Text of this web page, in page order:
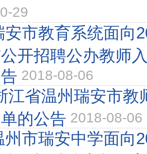
29
安市教育系统面向
开招聘公办教师
2018-08-06
江省温州瑞安市教
的公告 2018-08-06
州市瑞安中学面向